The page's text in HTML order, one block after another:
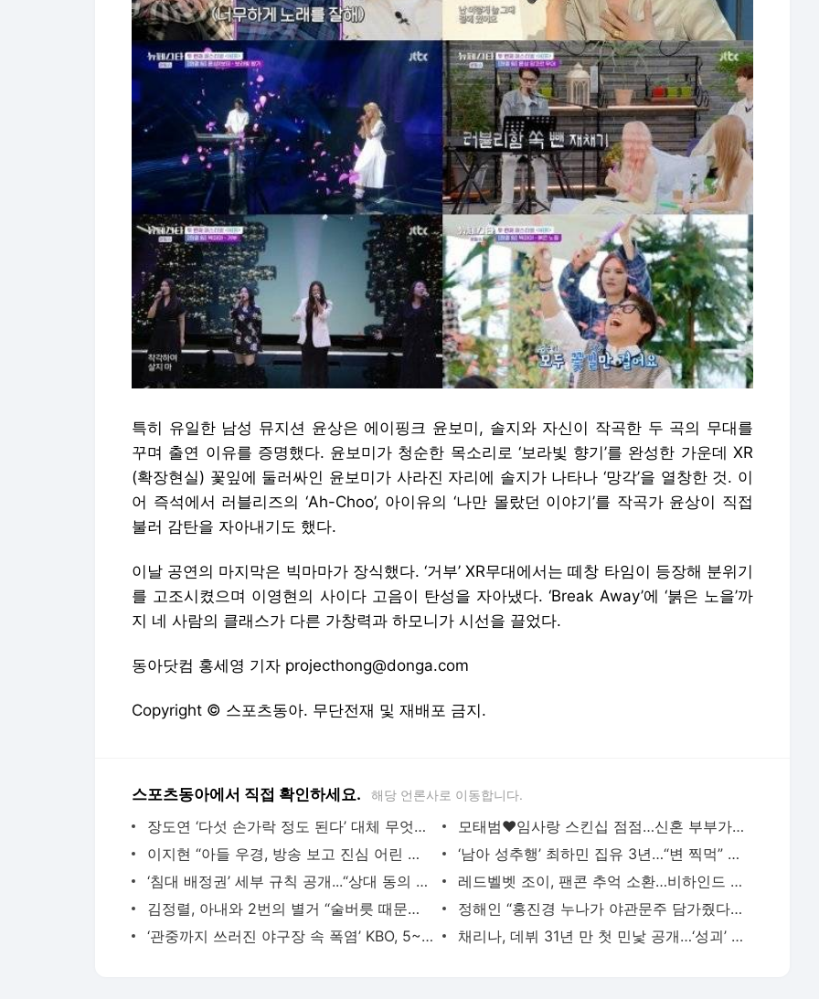
특히 유일한 남성 뮤지션 윤상은 에이핑크 윤보미, 솔지와 자신이 작곡한 두 곡의 무대를
꾸며 출연 이유를 증명했다. 윤보미가 청순한 목소리로 ‘보라빛 향기’를 완성한 가운데 XR
(확장현실) 꽃잎에 둘러싸인 윤보미가 사라진 자리에 솔지가 나타나 ‘망각’을 열창한 것. 이
어 즉석에서 러블리즈의 ‘Ah-Choo’, 아이유의 ‘나만 몰랐던 이야기’를 작곡가 윤상이 직접
불러 감탄을 자아내기도 했다.
이날 공연의 마지막은 빅마마가 장식했다. ‘거부’ XR무대에서는 떼창 타임이 등장해 분위기
를 고조시켰으며 이영현의 사이다 고음이 탄성을 자아냈다. ‘Break Away’에 ‘붉은 노을’까
지 네 사람의 클래스가 다른 가창력과 하모니가 시선을 끌었다.
동아닷컴 홍세영 기자 projecthong@donga.com
Copyright © 스포츠동아. 무단전재 및 재배포 금지.
스포츠동아에서 직접 확인하세요. 해당 언론사로 이동합니다.
장도연 ‘다섯 손가락 정도 된다’ 대체 무엇이? (옥문아)
모태범♥임사랑 스킨십 점점…신혼 부부가 따로 없네 (신랑수업)
이지현 “아들 우경, 방송 보고 진심 어린 사과” 근황 공개(대한외국인)
‘남아 성추행’ 최하민 집유 3년…“변 찍먹” 진술 아직도 충격 [종합]
‘침대 배정권’ 세부 규칙 공개...“상대 동의 없이 침대 이동 X”(에덴)[TV종합]
레드벨벳 조이, 팬콘 추억 소환…비하인드 공개 [DA★]
김정렬, 아내와 2번의 별거 “술버릇 때문에…” (데이앤나잇)
정해인 “홍진경 누나가 야관문주 담가줬다”…송은이 질투 폭발
‘관중까지 쓰러진 야구장 속 폭염’ KBO, 5~6일 전 경기 취소 결정…대책 긴급회의도 연다
채리나, 데뷔 31년 만 첫 민낯 공개…‘성괴’ 악플에 결국 눈물